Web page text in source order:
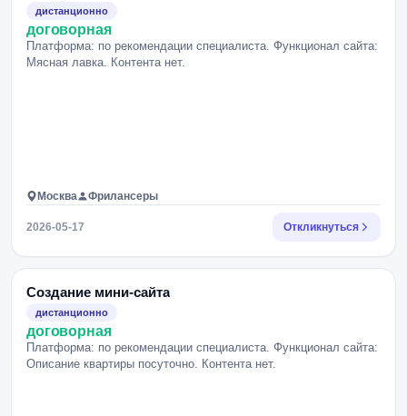
дистанционно
договорная
Платформа: по рекомендации специалиста. Функционал сайта:
Мясная лавка. Контента нет.
Москва Фрилансеры
2026-05-17 Откликнуться
Создание мини-сайта
дистанционно
договорная
Платформа: по рекомендации специалиста. Функционал сайта:
Описание квартиры посуточно. Контента нет.